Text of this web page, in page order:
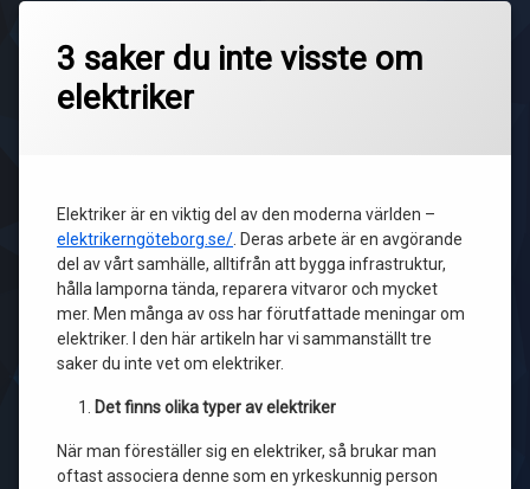
3 saker du inte visste om
elektriker
Elektriker är en viktig del av den moderna världen –
elektrikerngöteborg.se/ . Deras arbete är en avgörande
del av vårt samhälle, alltifrån att bygga infrastruktur,
hålla lamporna tända, reparera vitvaror och mycket
mer. Men många av oss har förutfattade meningar om
elektriker. I den här artikeln har vi sammanställt tre
saker du inte vet om elektriker.
Det finns olika typer av elektriker
När man föreställer sig en elektriker, så brukar man
oftast associera denne som en yrkeskunnig person